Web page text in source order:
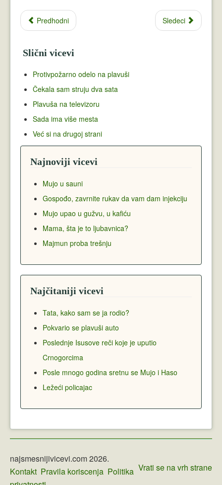
Predhodni Sledeci
Slični vicevi
Protivpožarno odelo na plavuši
Čekala sam struju dva sata
Plavuša na televizoru
Sada ima više mesta
Već si na drugoj strani
Najnoviji vicevi
Mujo u sauni
Gospođo, zavrnite rukav da vam dam injekciju
Mujo upao u gužvu, u kafiću
Mama, šta je to ljubavnica?
Majmun proba trešnju
Najčitaniji vicevi
Tata, kako sam se ja rodio?
Pokvario se plavuši auto
Poslednje Isusove reči koje je uputio
Crnogorcima
Posle mnogo godina sretnu se Mujo i Haso
Ležeći policajac
Vrati se na vrh strane
najsmesnijivicevi.com 2026.
Kontakt Pravila koriscenja Politika